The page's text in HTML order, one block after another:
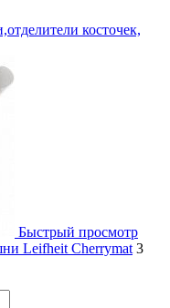
косточек,
Быстрый просмотр
Leifheit Cherrymat 3